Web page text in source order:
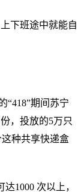
下班途中就能自
“418”期间苏宁
，投放的5万只
种共享快递盒
1000 次以上，